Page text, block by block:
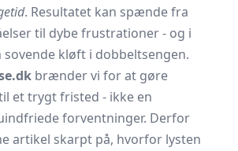
. Resultatet kan spænde fra
til dybe frustrationer - og i
kløft i dobbeltsengen.
brænder vi for at gøre
et trygt fristed - ikke en
forventninger. Derfor
artikel skarpt på, hvorfor lysten